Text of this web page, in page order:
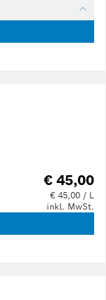
€ 45,00
€ 45,00 / L
inkl. MwSt.